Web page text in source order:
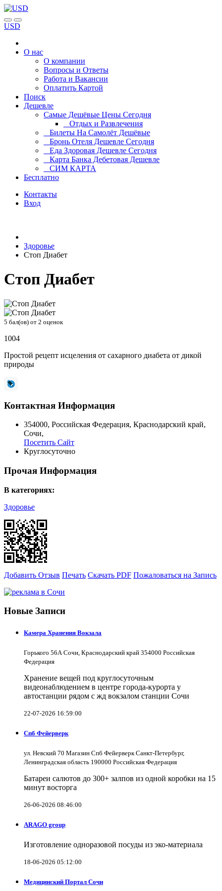
USD
О нас
О компании
Вопросы и Ответы
Работа и Вакансии
Оплатить Картой
Поиск
Дешевле
Самые Дешёвые Цены Сегодня
Отдых и Развлечения
Билеты На Самолёт Дешёвые
Бронь Отеля Дешевле Сегодня
Еда Здоровая Дешевле Сегодня
Карта Банка Дебетовая Дешевле
СИМ КАРТА
Бесплатно
Контакты
Вход
Здоровье
Стоп Диабет
Стоп Диабет
5 бал(ов) от 2 оценок
1004
Простой рецепт исцеления от сахарного диабета от дикой
природы
Контактная Информация
354000, Российская Федерация, Краснодарский край,
Сочи,
Посетить Сайт
Круглосуточно
Прочая Информация
В категориях:
Здоровье
Добавить Отзыв Печать Скачать PDF Пожаловаться на Запись
Новые Записи
Камера Хранения Вокзала
Горького 56А Сочи, Краснодарский край 354000 Российская
Федерация
Хранение вещей под круглосуточным
видеонаблюдением в центре города-курорта у
автостанции рядом с жд вокзалом станции Сочи
22-07-2026 16:59:00
Спб Фейерверк
ул. Невский 70 Магазин Спб Фейерверк Санкт-Петербург,
Ленинградская область 190000 Российская Федерация
Батареи салютов до 300+ залпов из одной коробки на 15
минут восторга
26-06-2026 08:46:00
ARAGO group
Изготовление одноразовой посуды из эко-материала
18-06-2026 05:12:00
Медицинский Портал Сочи